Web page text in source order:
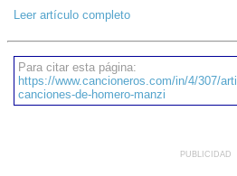
Leer artículo completo
Para citar esta página:
https://www.cancioneros.com/in/4/307/
canciones-de-homero-manzi
PUBLICIDAD